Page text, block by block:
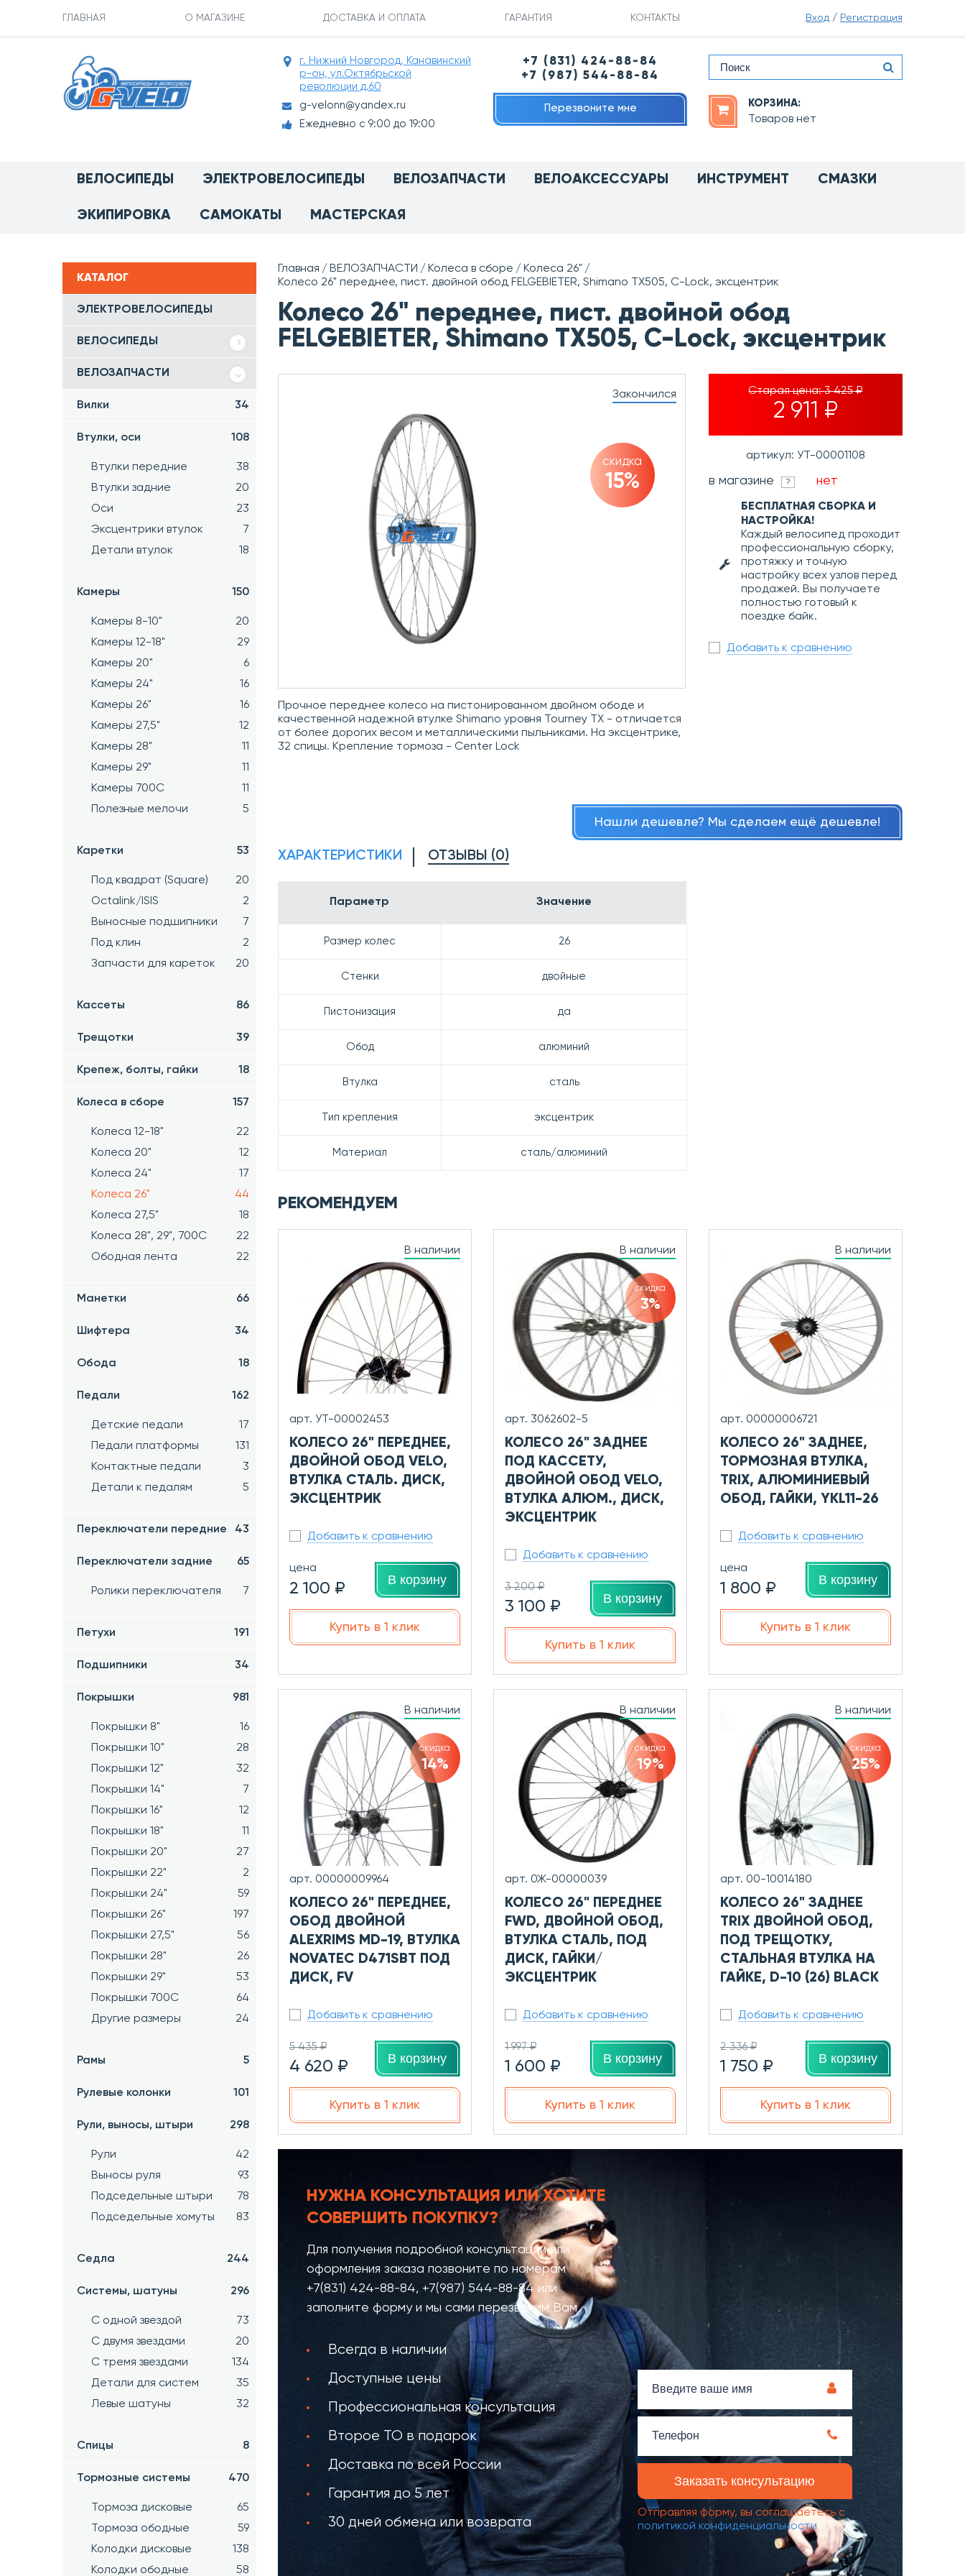
ГЛАВНАЯ О МАГАЗИНЕ ДОСТАВКА И ОПЛАТА ГАРАНТИЯ КОНТАКТЫ Вход / Регистрация
г. Нижний Новгород, Канавинский
р-он, ул.Октябрьской
революции д.60
g-velonn@yandex.ru
Ежедневно с 9:00 до 19:00
+7 (831) 424-88-84
+7 (987) 544-88-84
Перезвоните мне КОРЗИНА:
Товаров нет
ВЕЛОСИПЕДЫ ЭЛЕКТРОВЕЛОСИПЕДЫ ВЕЛОЗАПЧАСТИ ВЕЛОАКСЕССУАРЫ ИНСТРУМЕНТ СМАЗКИ
ЭКИПИРОВКА САМОКАТЫ МАСТЕРСКАЯ
КАТАЛОГ
ЭЛЕКТРОВЕЛОСИПЕДЫ
ВЕЛОСИПЕДЫ
ВЕЛОЗАПЧАСТИ
Вилки 34
Втулки, оси 108
Втулки передние
38
Втулки задние
20
Оси
23
Эксцентрики втулок
7
Детали втулок
18
Камеры 150
Камеры 8-10"
20
Камеры 12-18"
29
Камеры 20"
6
Камеры 24"
16
Камеры 26"
16
Камеры 27,5"
12
Камеры 28"
11
Камеры 29"
11
Камеры 700C
11
Полезные мелочи
5
Каретки 53
Под квадрат (Square)
20
Octalink/ISIS
2
Выносные подшипники
7
Под клин
2
Запчасти для кареток
20
Кассеты 86
Трещотки 39
Крепеж, болты, гайки 18
Колеса в сборе 157
Колеса 12-18"
22
Колеса 20"
12
Колеса 24"
17
Колеса 26"
44
Колеса 27,5"
18
Колеса 28", 29", 700С
22
Ободная лента
22
Манетки 66
Шифтера 34
Обода 18
Педали 162
Детские педали
17
Педали платформы
131
Контактные педали
3
Детали к педалям
5
Переключатели передние 43
Переключатели задние 65
Ролики переключателя 7
Петухи 191
Подшипники 34
Покрышки 981
Покрышки 8"
16
Покрышки 10"
28
Покрышки 12"
32
Покрышки 14"
7
Покрышки 16"
12
Покрышки 18"
11
Покрышки 20"
27
Покрышки 22"
2
Покрышки 24"
59
Покрышки 26"
197
Покрышки 27,5"
56
Покрышки 28"
26
Покрышки 29"
53
Покрышки 700C
64
Другие размеры
24
Рамы 5
Рулевые колонки 101
Рули, выносы, штыри 298
Рули
42
Выносы руля
93
Подседельные штыри
78
Подседельные хомуты
83
Седла 244
Системы, шатуны 296
С одной звездой
73
С двумя звездами
20
С тремя звездами
134
Детали для систем
35
Левые шатуны
32
Спицы 8
Тормозные системы 470
Тормоза дисковые
65
Тормоза ободные
59
Колодки дисковые
138
Колодки ободные
58
Главная ВЕЛОЗАПЧАСТИ Колеса в сборе
Колеса 26"
Колесо 26" переднее, пист. двойной обод FELGEBIETER, Shimano TX505, C-Lock, эксцентрик
Колесо 26" переднее, пист. двойной обод
FELGEBIETER, Shimano TX505, C-Lock, эксцентрик
Закончился
скидка
15%
Прочное переднее колесо на пистонированном двойном ободе и
качественной надежной втулке Shimano уровня Tourney TX - отличается
от более дорогих весом и металлическими пыльниками. На эксцентрике,
32 спицы. Крепление тормоза - Center Lock
Старая цена:3 425 ₽
2 911 ₽
артикул: УТ-00001108
в магазине ? нет
БЕСПЛАТНАЯ СБОРКА И
НАСТРОЙКА!
Каждый велосипед проходит
профессиональную сборку,
протяжку и точную
настройку всех узлов перед
продажей. Вы получаете
полностью готовый к
поездке байк.
Добавить к сравнению
Нашли дешевле? Мы сделаем ещё дешевле!
ХАРАКТЕРИСТИКИ ОТЗЫВЫ (0)
Параметр Значение
Размер колес 26
Стенки двойные
Пистонизация да
Обод алюминий
Втулка сталь
Тип крепления эксцентрик
Материал сталь/алюминий
РЕКОМЕНДУЕМ
В наличии
арт. УТ-00002453
КОЛЕСО 26" ПЕРЕДНЕЕ,
ДВОЙНОЙ ОБОД VELO,
ВТУЛКА СТАЛЬ. ДИСК,
ЭКСЦЕНТРИК
Добавить к сравнению
цена
2 100 ₽ В корзину
Купить в 1 клик
В наличии
скидка
3%
арт. 3062602-5
КОЛЕСО 26" ЗАДНЕЕ
ПОД КАССЕТУ,
ДВОЙНОЙ ОБОД VELO,
ВТУЛКА АЛЮМ., ДИСК,
ЭКСЦЕНТРИК
Добавить к сравнению
3 200 ₽
3 100 ₽ В корзину
Купить в 1 клик
В наличии
арт. 00000006721
КОЛЕСО 26" ЗАДНЕЕ,
ТОРМОЗНАЯ ВТУЛКА,
TRIX, АЛЮМИНИЕВЫЙ
ОБОД, ГАЙКИ, YKL11-26
Добавить к сравнению
цена
1 800 ₽ В корзину
Купить в 1 клик
В наличии
скидка
14%
арт. 00000009964
КОЛЕСО 26" ПЕРЕДНЕЕ,
ОБОД ДВОЙНОЙ
ALEXRIMS MD-19, ВТУЛКА
NOVATEC D471SBT ПОД
ДИСК, FV
Добавить к сравнению
5 435 ₽
4 620 ₽ В корзину
Купить в 1 клик
В наличии
скидка
19%
арт. 0Ж-00000039
КОЛЕСО 26" ПЕРЕДНЕЕ
FWD, ДВОЙНОЙ ОБОД,
ВТУЛКА СТАЛЬ, ПОД
ДИСК, ГАЙКИ/
ЭКСЦЕНТРИК
Добавить к сравнению
1 997 ₽
1 600 ₽ В корзину
Купить в 1 клик
В наличии
скидка
25%
арт. 00-10014180
КОЛЕСО 26" ЗАДНЕЕ
TRIX ДВОЙНОЙ ОБОД,
ПОД ТРЕЩОТКУ,
СТАЛЬНАЯ ВТУЛКА НА
ГАЙКЕ, D-10 (26) BLACK
Добавить к сравнению
2 336 ₽
1 750 ₽ В корзину
Купить в 1 клик
НУЖНА КОНСУЛЬТАЦИЯ
ИЛИ ХОТИТЕ
СОВЕРШИТЬ ПОКУПКУ?
Для получения подробной консультации или
оформления заказа позвоните по номерам
+7(831) 424-88-84, +7(987) 544-88-84 или
заполните форму и мы сами перезвоним Вам
Всегда в наличии
Доступные цены
Профессиональная консультация
Второе ТО в подарок
Доставка по всей России
Гарантия до 5 лет
30 дней обмена или возврата
Отправляя форму, вы соглашаетесь с
политикой конфиденциальности